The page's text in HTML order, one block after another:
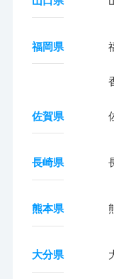
福岡県
佐賀県
長崎県
熊本県
大分県